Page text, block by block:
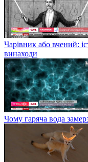
Чарівник або вчений:
винаходи
Чому гаряча вода